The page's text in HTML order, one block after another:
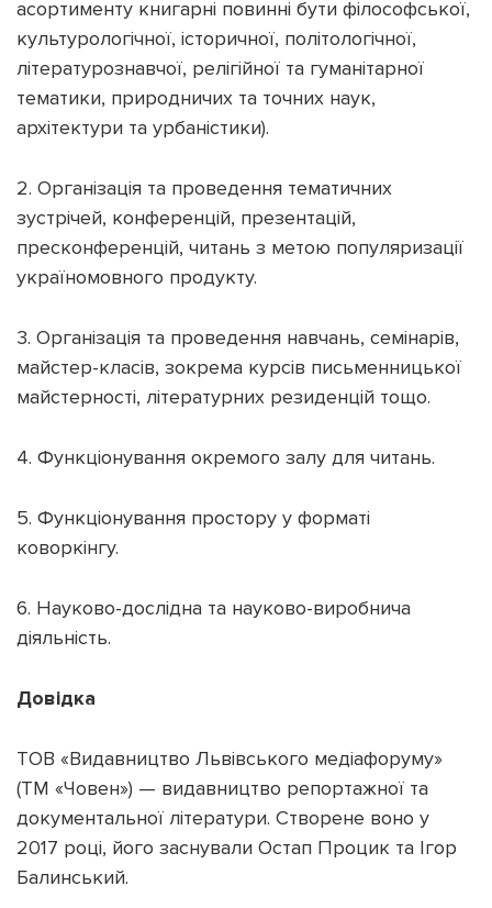
асортименту книгарні повинні бути філософської,
культурологічної, історичної, політологічної,
літературознавчої, релігійної та гуманітарної
тематики, природничих та точних наук,
архітектури та урбаністики).
2. Організація та проведення тематичних
зустрічей, конференцій, презентацій,
пресконференцій, читань з метою популяризації
україномовного продукту.
3. Організація та проведення навчань, семінарів,
майстер-класів, зокрема курсів письменницької
майстерності, літературних резиденцій тощо.
4. Функціонування окремого залу для читань.
5. Функціонування простору у форматі
коворкінгу.
6. Науково-дослідна та науково-виробнича
діяльність.
Довідка
ТОВ «Видавництво Львівського медіафоруму»
(ТМ «Човен») — видавництво репортажної та
документальної літератури. Створене воно у
2017 році, його заснували Остап Процик та Ігор
Балинський.